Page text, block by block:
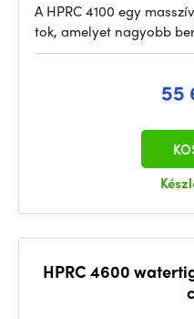
A HPRC 4100 egy
tok, amelyet nagyobb
55
HPRC 4600